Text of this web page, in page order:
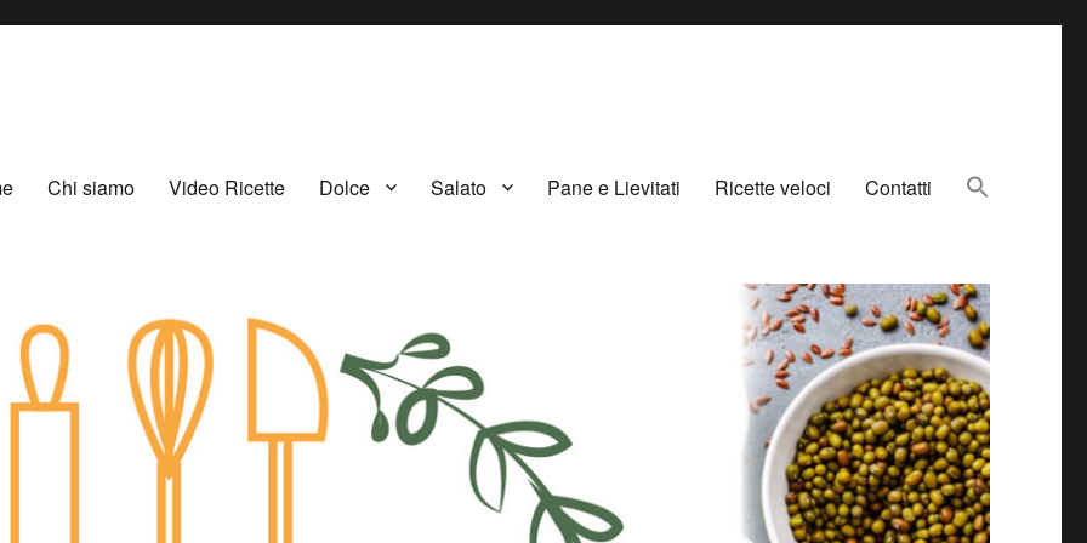
Chi siamo Video Ricette Dolce Salato Pane e Lievitati Ricette veloci Contatti